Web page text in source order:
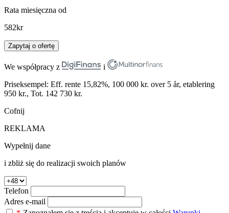
Rata miesięczna od
582kr
Zapytaj o ofertę
We współpracy z
i
Priseksempel: Eff. rente 15,82%, 100 000 kr. over 5 år, etablering
950 kr., Tot. 142 730 kr.
Cofnij
REKLAMA
Wypełnij dane
i zbliż się do realizacji swoich planów
Telefon
Adres e-mail